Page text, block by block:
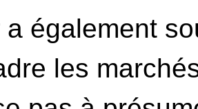
a également
les